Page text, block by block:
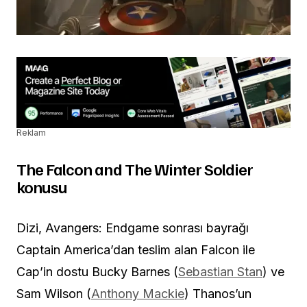
Reklam
The Falcon and The Winter Soldier
konusu
Dizi, Avangers: Endgame sonrası bayrağı
Captain America’dan teslim alan Falcon ile
Cap’in dostu Bucky Barnes (Sebastian Stan) ve
Sam Wilson (Anthony Mackie) Thanos’un